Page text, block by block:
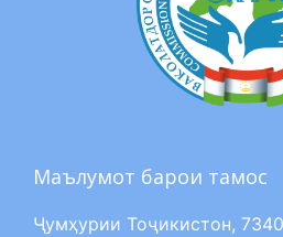
Маълумот барои тамос
Ҷумҳурии Тоҷикистон,